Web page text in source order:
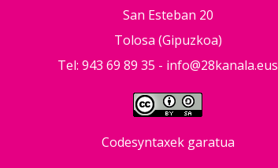
San Esteban 20
Tolosa (Gipuzkoa)
Tel: 943 69 89 35 - info@28kanala.eus
Codesyntaxek garatua